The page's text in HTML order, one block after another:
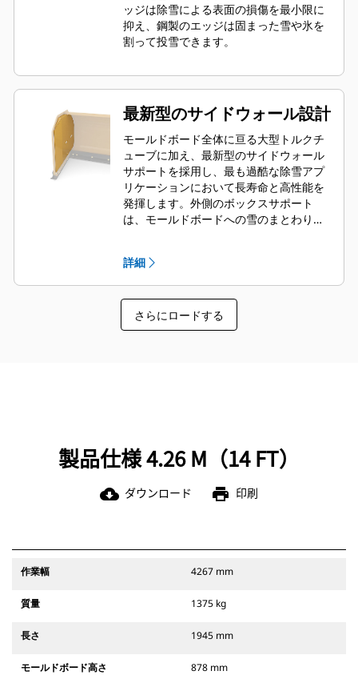
ッジは除雪による表面の損傷を最小限に
抑え、鋼製のエッジは固まった雪や氷を
割って投雪できます。
最新型のサイドウォール設計
モールドボード全体に亘る大型トルクチ
ューブに加え、最新型のサイドウォール
サポートを採用し、最も過酷な除雪アプ
リケーションにおいて長寿命と高性能を
発揮します。外側のボックスサポート
は、モールドボードへの雪のまとわりを
す。
詳細
さらにロードする
製品仕様 4.26 M（14 FT）
cloud_download ダウンロード print 印刷
作業幅 4267 mm
質量 1375 kg
長さ 1945 mm
モールドボード高さ 878 mm